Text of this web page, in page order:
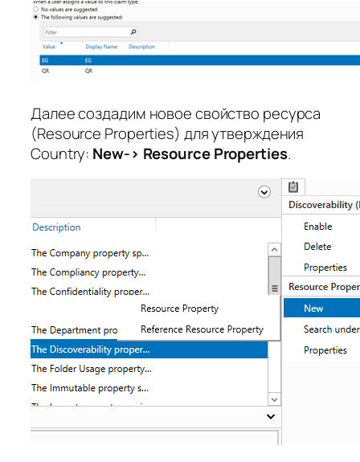
Далее создадим новое свойство ресурса
(Resource Properties) для утверждения
Country: New-> Resource Properties.